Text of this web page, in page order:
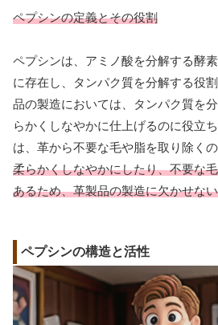
ペプシンの定義とその役割
ペプシンは、アミノ酸を分解する酵
に存在し、タンパク質を分解する役
品の製造においては、タンパク質を
らかくしなやかに仕上げるのに役立
は、革から不要な毛や脂を取り除くの
柔らかくしなやかにしたり、不要な
あるため、革製品の製造に欠かせな
ペプシンの構造と活性